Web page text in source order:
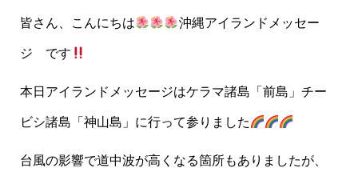
皆さん、こんにちは 沖縄アイランドメッセー
ジ です
本日アイランドメッセージはケラマ諸島「前島」チー
ビシ諸島「神山島」に行って参りました
台風の影響で道中波が高くなる箇所もありましたが、